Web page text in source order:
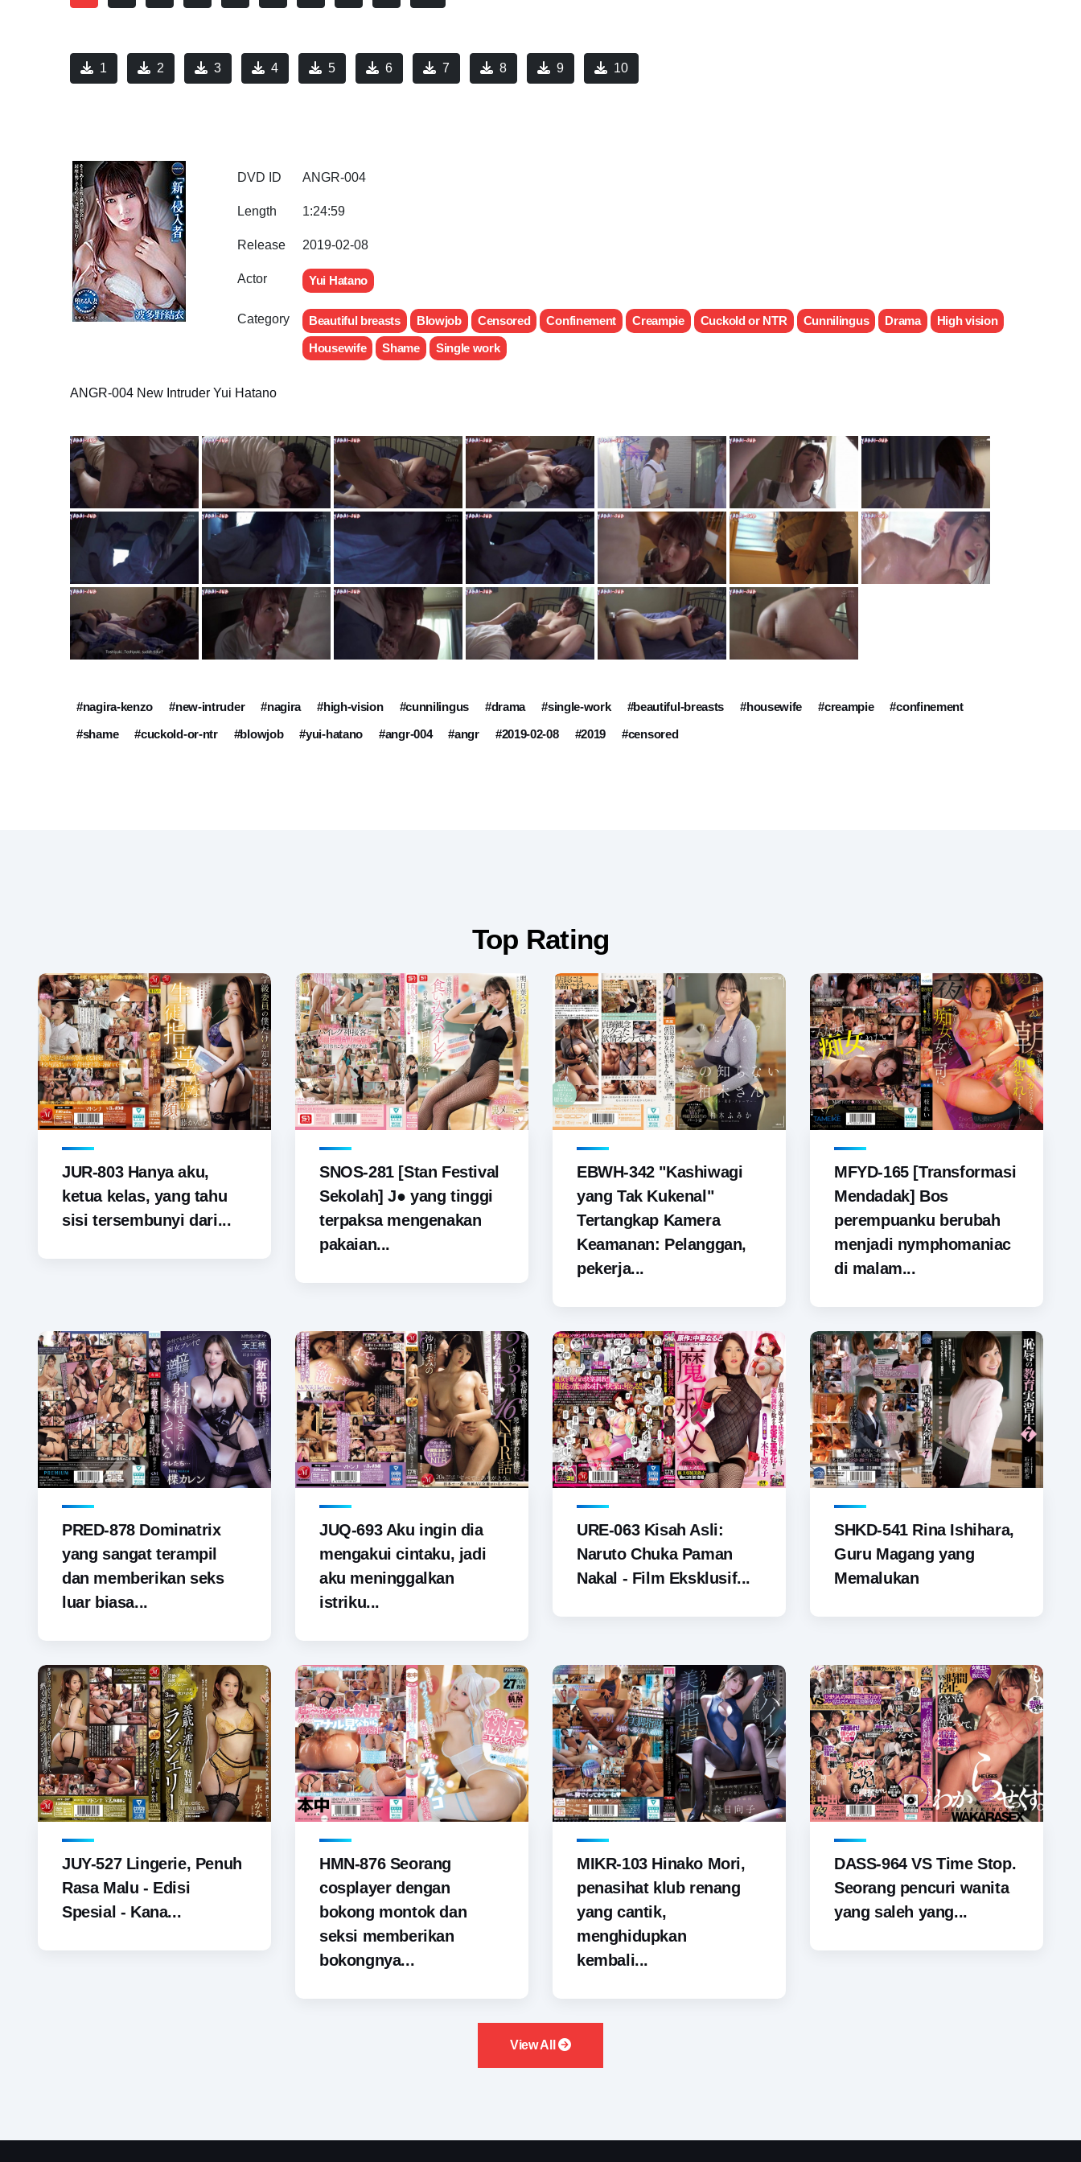
1 2 3 4 5 6 7 8 9 10
DVD ID ANGR-004
Length 1:24:59
Release 2019-02-08
Actor Yui Hatano
Category Beautiful breasts Blowjob Censored Confinement Creampie Cuckold or NTR Cunnilingus Drama
High vision
Housewife
Shame Single work
ANGR-004 New Intruder Yui Hatano
#nagira-kenzo #new-intruder #nagira #high-vision #cunnilingus #drama #single-work #beautiful-breasts #housewife #creampie
#confinement
#shame
#cuckold-or-ntr #blowjob #yui-hatano #angr-004 #angr #2019-02-08 #2019 #censored
Top Rating
JUR-803 Hanya aku,
ketua kelas, yang tahu
sisi tersembunyi dari...
SNOS-281 [Stan Festival
Sekolah] J● yang tinggi
terpaksa mengenakan
pakaian...
EBWH-342 "Kashiwagi
yang Tak Kukenal"
Tertangkap Kamera
Keamanan: Pelanggan,
pekerja...
MFYD-165 [Transformasi
Mendadak] Bos
perempuanku berubah
menjadi nymphomaniac
di malam...
PRED-878 Dominatrix
yang sangat terampil
dan memberikan seks
luar biasa...
JUQ-693 Aku ingin dia
mengakui cintaku, jadi
aku meninggalkan
istriku...
URE-063 Kisah Asli:
Naruto Chuka Paman
Nakal - Film Eksklusif...
SHKD-541 Rina Ishihara,
Guru Magang yang
Memalukan
JUY-527 Lingerie, Penuh
Rasa Malu - Edisi
Spesial - Kana...
HMN-876 Seorang
cosplayer dengan
bokong montok dan
seksi memberikan
bokongnya...
MIKR-103 Hinako Mori,
penasihat klub renang
yang cantik,
menghidupkan
kembali...
DASS-964 VS Time Stop.
Seorang pencuri wanita
yang saleh yang...
View All